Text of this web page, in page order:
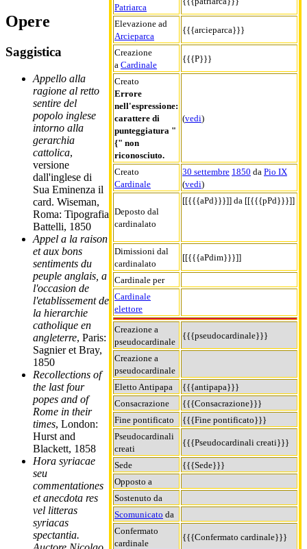
Patriarca
Elevazione ad
Arcieparca
{{{arcieparca}}}
Creazione
a Cardinale
{{{P}}}
Creato
Errore
nell'espressione:
carattere di
punteggiatura "
{" non
riconosciuto.
(vedi)
Creato
Cardinale
30 settembre 1850 da Pio IX
(vedi)
Deposto dal
cardinalato
[[{{{aPd}}}]] da [[{{{pPd}}}]]
Dimissioni dal
cardinalato
[[{{{aPdim}}}]]
Cardinale per
Cardinale
elettore
Creazione a
pseudocardinale
{{{pseudocardinale}}}
Creazione a
pseudocardinale
Eletto Antipapa
{{{antipapa}}}
Consacrazione
{{{Consacrazione}}}
Fine pontificato
{{{Fine pontificato}}}
Pseudocardinali
creati
{{{Pseudocardinali creati}}}
Sede
{{{Sede}}}
Opposto a
Sostenuto da
Scomunicato da
Confermato
cardinale
{{{Confermato cardinale}}}
Opere
Saggistica
Appello alla
ragione al retto
sentire del
popolo inglese
intorno alla
gerarchia
cattolica,
versione
dall'inglese di
Sua Eminenza il
card. Wiseman,
Roma: Tipografia
Battelli, 1850
Appel a la raison
et aux bons
sentiments du
peuple anglais, a
l'occasion de
l'etablissement de
la hierarchie
catholique en
angleterre, Paris:
Sagnier et Bray,
1850
Recollections of
the last four
popes and of
Rome in their
times, London:
Hurst and
Blackett, 1858
Hora syriacae
seu
commentationes
et anecdota res
vel litteras
syriacas
spectantia.